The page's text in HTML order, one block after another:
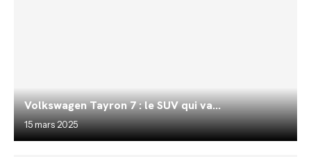
Volkswagen Tayron 7 : le SUV qui va...
15 mars 2025